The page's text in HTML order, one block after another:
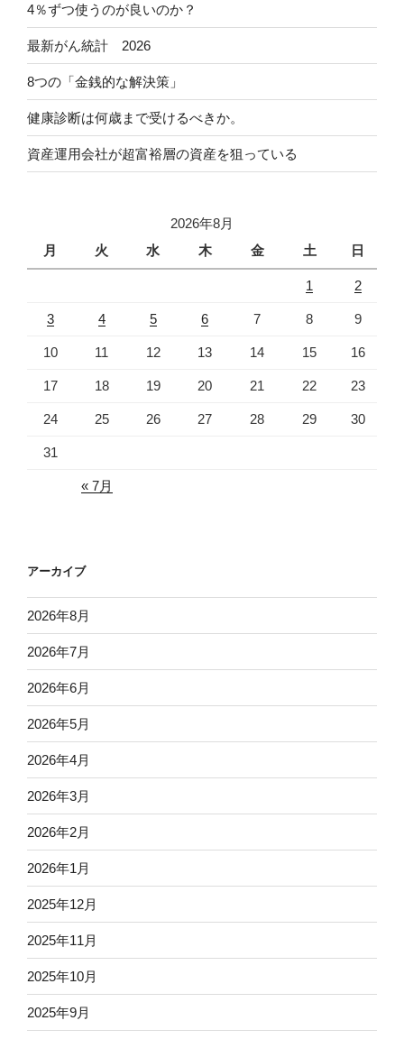
4％ずつ使うのが良いのか？
最新がん統計 2026
8つの「金銭的な解決策」
健康診断は何歳まで受けるべきか。
資産運用会社が超富裕層の資産を狙っている
2026年8月
月
火 水 木 金 土 日
1 2
3 4 5 6 7 8 9
10 11 12 13 14 15 16
17 18 19 20 21 22 23
24 25 26 27 28 29 30
31
« 7月
アーカイブ
2026年8月
2026年7月
2026年6月
2026年5月
2026年4月
2026年3月
2026年2月
2026年1月
2025年12月
2025年11月
2025年10月
2025年9月